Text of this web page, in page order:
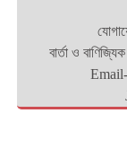
বার্তা ও